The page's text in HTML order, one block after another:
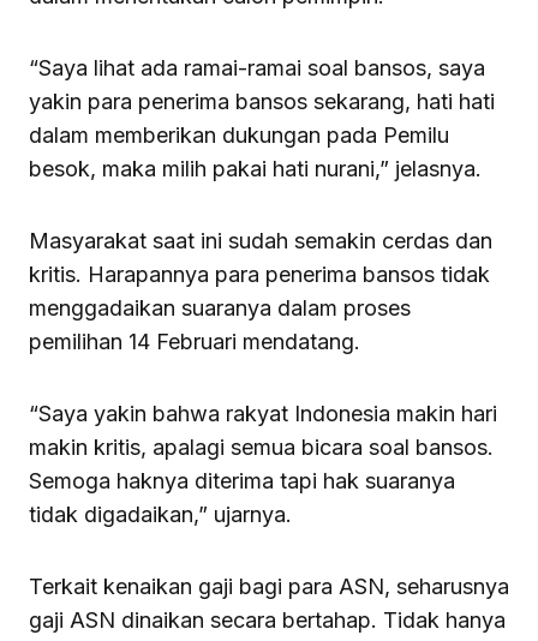
“Saya lihat ada ramai-ramai soal bansos, saya
yakin para penerima bansos sekarang, hati hati
dalam memberikan dukungan pada Pemilu
besok, maka milih pakai hati nurani,” jelasnya.
Masyarakat saat ini sudah semakin cerdas dan
kritis. Harapannya para penerima bansos tidak
menggadaikan suaranya dalam proses
pemilihan 14 Februari mendatang.
“Saya yakin bahwa rakyat Indonesia makin hari
makin kritis, apalagi semua bicara soal bansos.
Semoga haknya diterima tapi hak suaranya
tidak digadaikan,” ujarnya.
Terkait kenaikan gaji bagi para ASN, seharusnya
gaji ASN dinaikan secara bertahap. Tidak hanya